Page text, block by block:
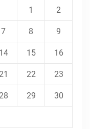
1 2
7 8 9
14 15 16
21 22 23
28 29 30